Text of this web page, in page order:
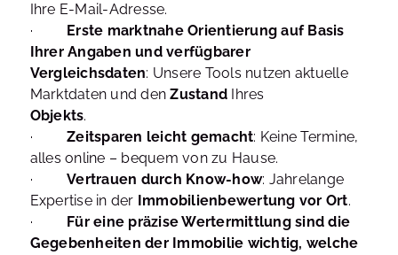
Ihre E-Mail-Adresse.
· Erste marktnahe Orientierung auf Basis
Ihrer Angaben und verfügbarer
Vergleichsdaten: Unsere Tools nutzen aktuelle
Marktdaten und denZustand Ihres
Objekts.
·Zeitsparen leicht gemacht: Keine Termine,
alles online – bequem von zu Hause.
·Vertrauen durch Know-how: Jahrelange
Expertise in der Immobilienbewertung vor Ort.
· Für eine präzise Wertermittlung sind die
Gegebenheiten der Immobilie wichtig, welche